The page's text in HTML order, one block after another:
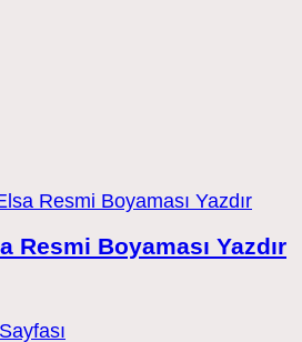
Resmi Boyaması Yazdır